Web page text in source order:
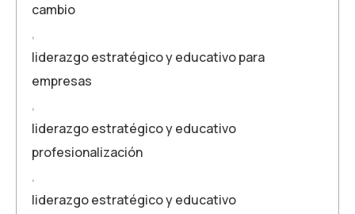
cambio
,
liderazgo estratégico y educativo para
empresas
,
liderazgo estratégico y educativo
profesionalización
,
liderazgo estratégico y educativo